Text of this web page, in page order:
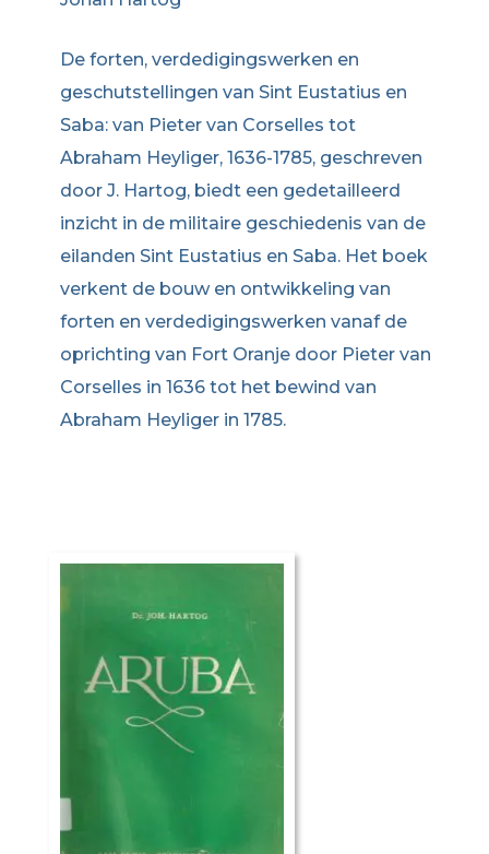
De forten, verdedigingswerken en
geschutstellingen van Sint Eustatius en
Saba: van Pieter van Corselles tot
Abraham Heyliger, 1636-1785, geschreven
door J. Hartog, biedt een gedetailleerd
inzicht in de militaire geschiedenis van de
eilanden Sint Eustatius en Saba. Het boek
verkent de bouw en ontwikkeling van
forten en verdedigingswerken vanaf de
oprichting van Fort Oranje door Pieter van
Corselles in 1636 tot het bewind van
Abraham Heyliger in 1785.